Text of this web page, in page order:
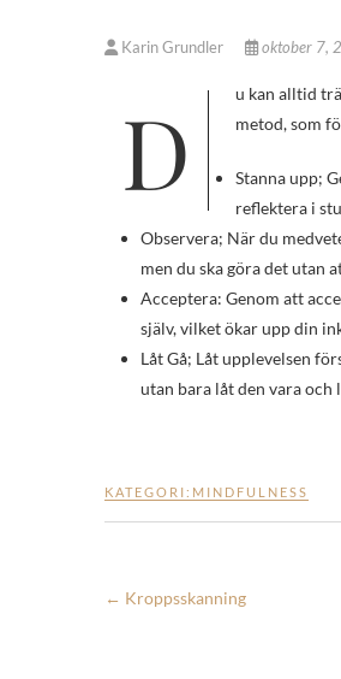
Karin Grundler oktober 7,
Du kan alltid träna dig att bli medvetet närvarande i vardagen genom att reflektera över det som sker genom följande metod, som
Stanna upp;
reflektera i
Observera; När du
men du ska göra det utan
Acceptera: Genom att
själv, vilket ökar upp din
Låt Gå; Låt upplevelsen
utan bara låt den vara och
KATEGORI: MINDFULNESS
← Kroppsskanning